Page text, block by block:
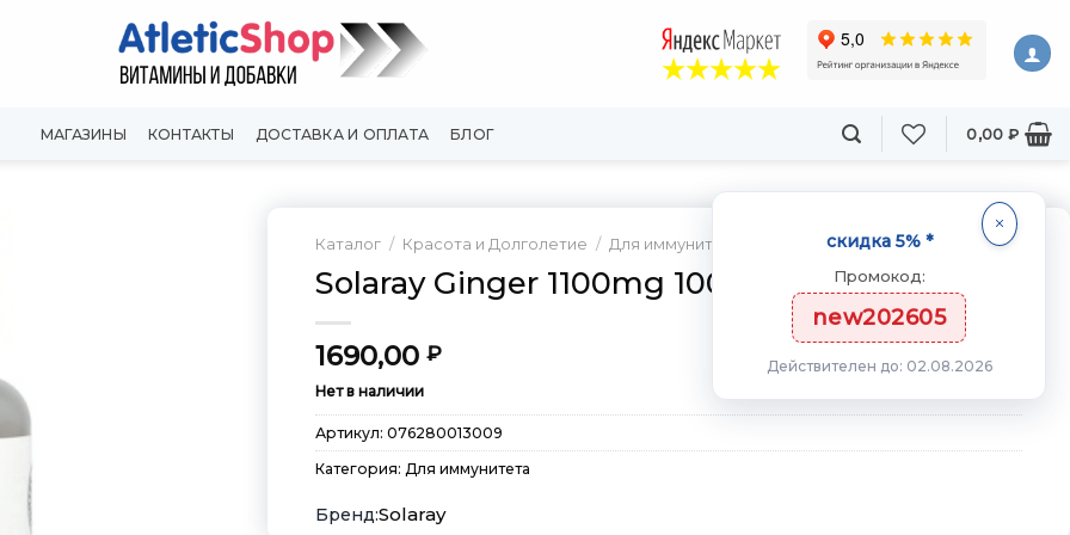
МАГАЗИНЫ КОНТАКТЫ ДОСТАВКА И ОПЛАТА БЛОГ 0,00 ₽
Каталог / Красота и Долголетие / Для иммунитета
Solaray Ginger 1100mg 100 капс
1690,00 ₽
Нет в наличии
Артикул: 076280013009
Категория: Для иммунитета
Solaray
скидка 5% *
Промокод:
new202605
Действителен до: 02.08.2026